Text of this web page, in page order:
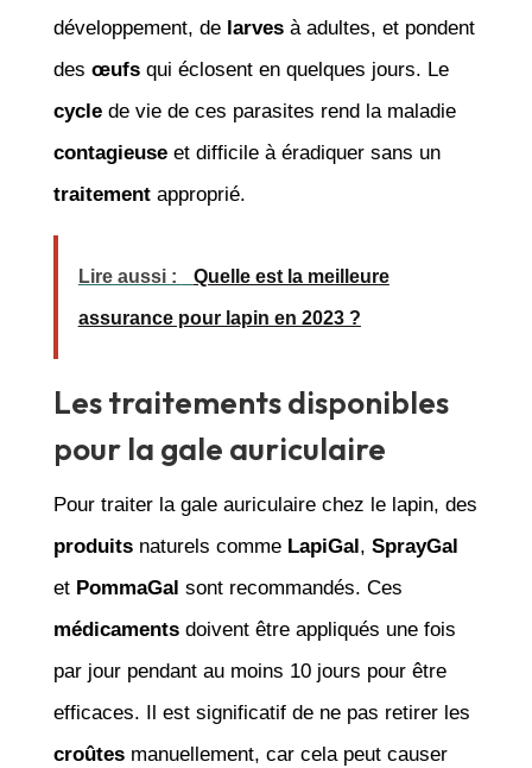
développement, de larvesà adultes, et pondent
des œufsqui éclosent en quelques jours. Le
cyclede vie de ces parasites rend la maladie
contagieuseet difficile à éradiquer sans un
traitementapproprié.
Lire aussi : Quelle est la meilleure
assurance pour lapin en 2023 ?
Les traitements disponibles
pour la gale auriculaire
Pour traiter la gale auriculaire chez le lapin, des
produitsnaturels comme LapiGal, SprayGal
et PommaGal sont recommandés. Ces
médicamentsdoivent être appliqués une fois
par jour pendant au moins 10 jours pour être
efficaces. Il est significatif de ne pas retirer les
croûtesmanuellement, car cela peut causer